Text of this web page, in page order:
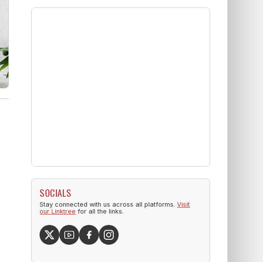
SOCIALS
Stay connected with us across all platforms.Visit
our Linktree for all the links.